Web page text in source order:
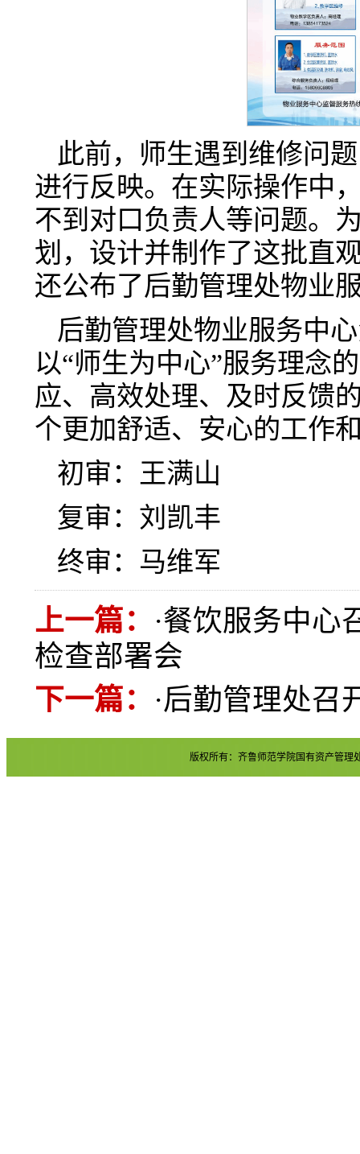
此前，师生遇到维修问
进行反映。在实际操作中
不到对口负责人等问题。
划，设计并制作了这批直
还公布了后勤管理处物业
后勤管理处物业服务中
以“师生为中心”服务理念
应、高效处理、及时反馈
个更加舒适、安心的工作
初审：王满山
复审：刘凯丰
终审：马维军
上一篇： ·餐饮服务中心
检查部署会
下一篇： ·后勤管理处召
版权所有：齐鲁师范学院国有资产管理